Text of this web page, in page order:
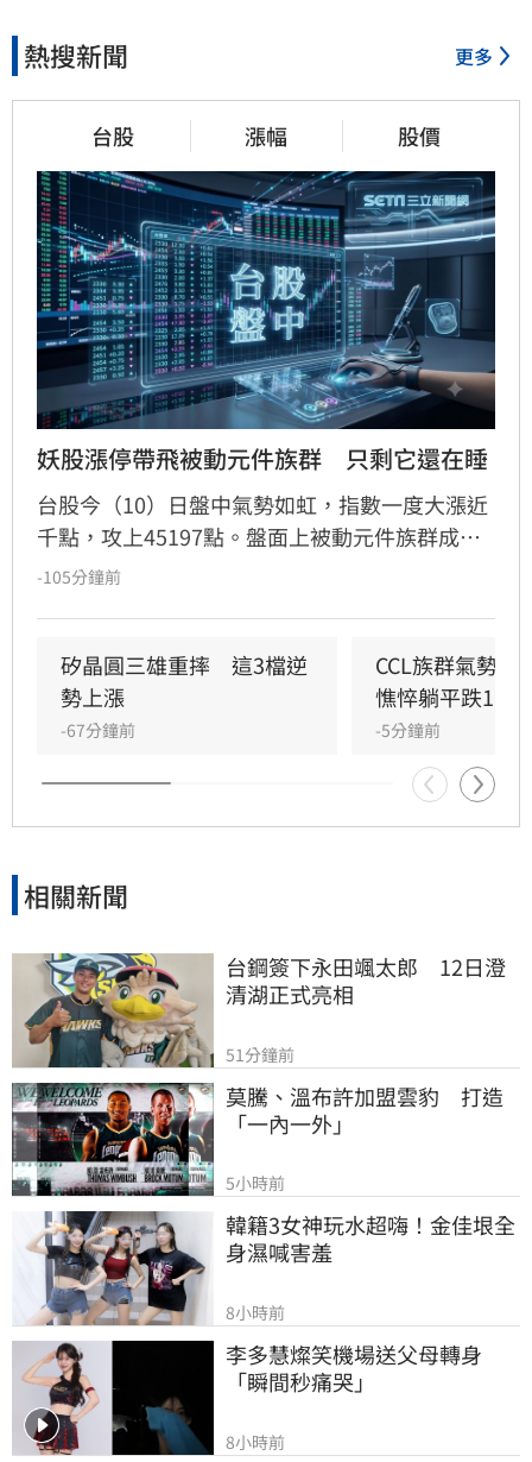
熱搜新聞 更多
台股 漲幅 股價
妖股漲停帶飛被動元件族群　只剩它還在睡
台股今（10）日盤中氣勢如虹，指數一度大漲近
千點，攻上45197點。盤面上被動元件族群成為
市場焦點，其中禾伸堂強勢攻上漲停板，帶動國
獨斐成表現疲軟，逆勢小跌0.49%，成為派對中
的唯一遺珠。投資人面對大盤劇烈波動，仍需保
持審慎評估市場風險。本新聞內容僅供參考，不
構成投資建議，投資人應自行評估並承擔交易結
果。
-105分鐘前
矽晶圓三雄重摔　這3檔逆
勢上漲
-67分鐘前
CCL族群氣勢如
憔悴躺平跌1.6%
-5分鐘前
相關新聞
台鋼簽下永田颯太郎　12日澄
清湖正式亮相
51分鐘前
莫騰、溫布許加盟雲豹　打造
「一內一外」
5小時前
韓籍3女神玩水超嗨！金佳垠全
身濕喊害羞
8小時前
李多慧燦笑機場送父母轉身
「瞬間秒痛哭」
8小時前